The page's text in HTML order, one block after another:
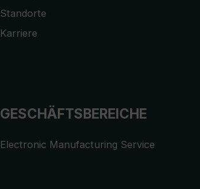
Standorte
Karriere
GESCHÄFTSBEREICHE
Electronic Manufacturing Service